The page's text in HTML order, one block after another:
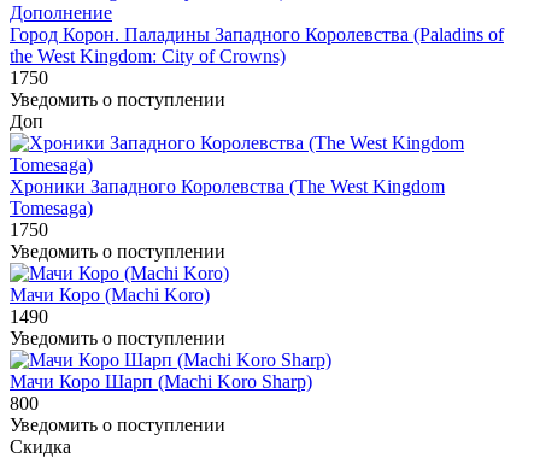
Дополнение
Город Корон. Паладины Западного Королевства (Paladins of
the West Kingdom: City of Crowns)
1750
Уведомить о поступлении
Доп
Хроники Западного Королевства (The West Kingdom
Tomesaga)
1750
Уведомить о поступлении
Мачи Коро (Machi Koro)
1490
Уведомить о поступлении
Мачи Коро Шарп (Machi Koro Sharp)
800
Уведомить о поступлении
Скидка